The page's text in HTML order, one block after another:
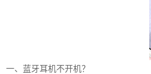
一、蓝牙耳机不开机？